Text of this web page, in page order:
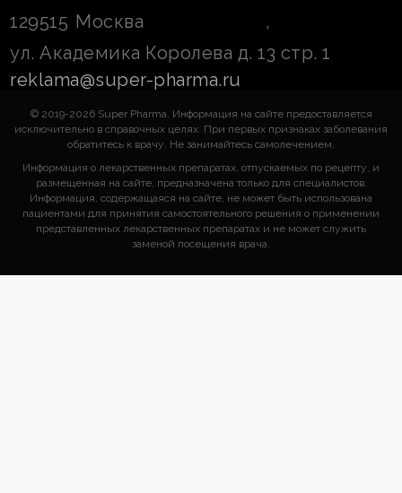
129515 Москва
,
ул. Академика Королева д. 13 стр. 1
reklama@super-pharma.ru
© 2019-2026 Super Pharma. Информация на сайте предоставляется
исключительно в справочных целях. При первых признаках заболевания
обратитесь к врачу. Не занимайтесь самолечением.
Информация о лекарственных препаратах, отпускаемых по рецепту, и
размещенная на сайте, предназначена только для специалистов.
Информация, содержащаяся на сайте, не может быть использована
пациентами для принятия самостоятельного решения о применении
представленных лекарственных препаратах и не может служить
заменой посещения врача.